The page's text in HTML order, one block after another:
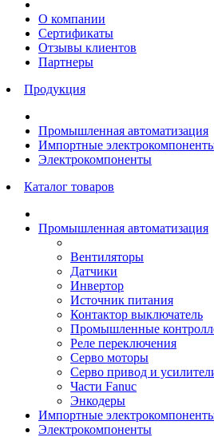
О компании
Сертификаты
Отзывы клиентов
Партнеры
Продукция
Промышленная автоматизация
Импортные
Электрокомпоненты
Каталог товаров
Промышленная автоматизация
Вентиляторы
Датчики
Инвертор
Источник питания
Контактор выключатель
Промышленные
Реле переключения
Серво моторы
Серво привод и
Части Fanuc
Энкодеры
Импортные
Электрокомпоненты